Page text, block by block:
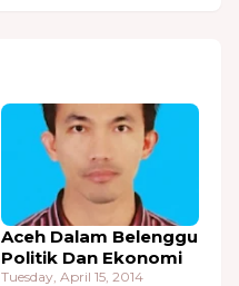
Aceh Dalam Belenggu
Politik Dan Ekonomi
Tuesday, April 15, 2014